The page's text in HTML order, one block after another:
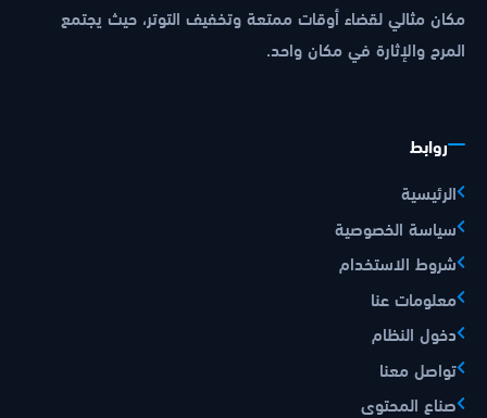
مكان مثالي لقضاء أوقات ممتعة وتخفيف التوتر، حيث يجتمع
المرح والإثارة في مكان واحد.
روابط
الرئيسية
سياسة الخصوصية
شروط الاستخدام
معلومات عنا
دخول النظام
تواصل معنا
صناع المحتوى